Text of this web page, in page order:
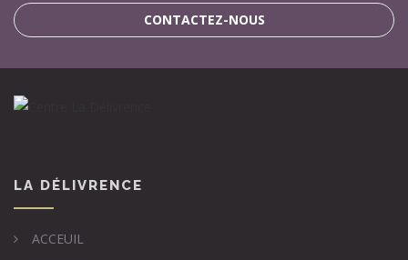
CONTACTEZ-NOUS
LA DÉLIVRENCE
ACCEUIL